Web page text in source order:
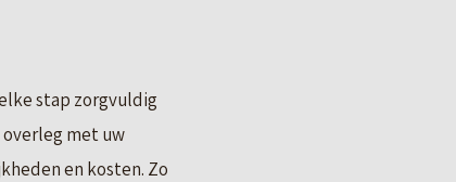
stap zorgvuldig
met uw
en kosten. Zo